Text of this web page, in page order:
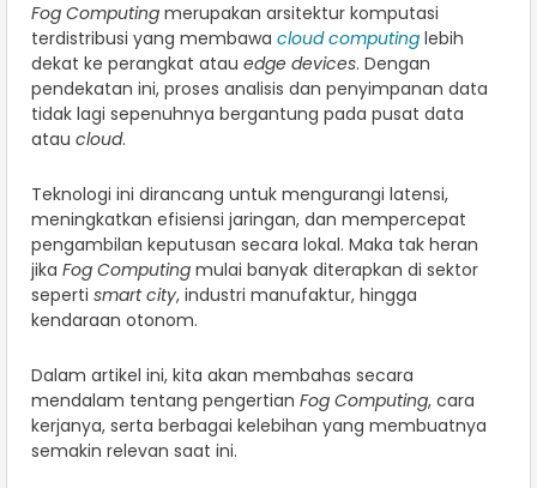
Fog Computing merupakan arsitektur komputasi
terdistribusi yang membawa cloud computing lebih
dekat ke perangkat atau edge devices. Dengan
pendekatan ini, proses analisis dan penyimpanan data
tidak lagi sepenuhnya bergantung pada pusat data
atau cloud.
Teknologi ini dirancang untuk mengurangi latensi,
meningkatkan efisiensi jaringan, dan mempercepat
pengambilan keputusan secara lokal. Maka tak heran
jika Fog Computing mulai banyak diterapkan di sektor
seperti smart city, industri manufaktur, hingga
kendaraan otonom.
Dalam artikel ini, kita akan membahas secara
mendalam tentang pengertian Fog Computing, cara
kerjanya, serta berbagai kelebihan yang membuatnya
semakin relevan saat ini.